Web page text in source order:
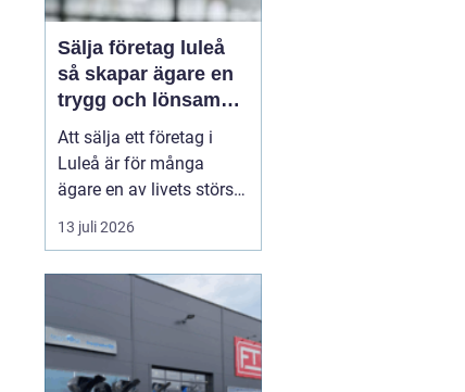
Sälja företag luleå
så skapar ägare en
trygg och lönsam
affär
Att sälja ett företag i
Luleå är för många
ägare en av livets största
affärer. Beslutet rymmer
både känslor och hårda
kundrelationer och
personalansvar ska
omvandlas till en trygg
13 juli 2026